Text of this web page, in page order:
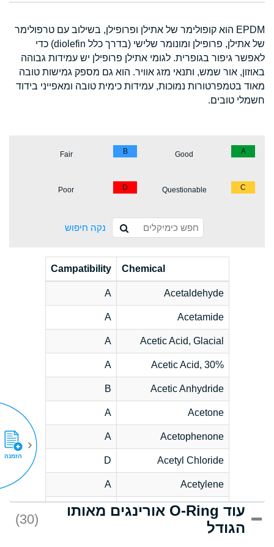
EPDM הוא קופולימר של אתילן ופרופילן, בשילוב עם טרפולימר
של אתילן, פרופילן ומונומר שלישי (בדרך כלל diolefin) כדי
לאפשר גיפור בגופרית. לגומי אתילן פרופילן יש עמידות גבוהה
באוזון, אור שמש, ותנאי מזג אוויר. הוא גם מספק גמישות טובה
מאוד בטמפרטורות נמוכות, עמידות כימית טובה ומאפייני בידוד
חשמלי טובים.
A
Good
B
Fair
C
Questionable
D
Poor
נקה חיפוש
Chemical
Campatibility
Acetaldehyde
A
Acetamide
A
Acetic Acid, Glacial
A
Acetic Acid, 30%
A
Acetic Anhydride
B
Acetone
A
Acetophenone
A
Acetyl Chloride
D
Acetylene
A
Acrlylonitrile
D
Adipic Acid
עוד O-Ring אורינגים מאותו
הגודל
(30)
הזמנה